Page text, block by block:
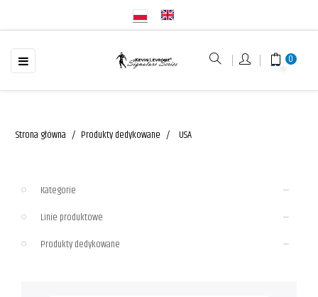
Toggle
navigation
☰ 0
Strona główna Produkty dedykowane USA
Kategorie
Linie produktowe
Produkty dedykowane